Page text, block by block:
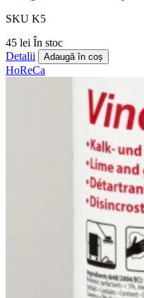
SKU K5
45 lei În stoc
Detalii
Adaugă în coș
HoReCa